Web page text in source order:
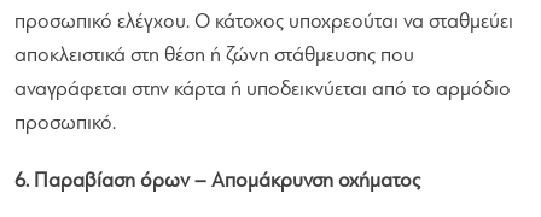
προσωπικό ελέγχου. Ο κάτοχος υποχρεούται να σταθμεύει
αποκλειστικά στη θέση ή ζώνη στάθμευσης που
αναγράφεται στην κάρτα ή υποδεικνύεται από το αρμόδιο
προσωπικό.
6. Παραβίαση όρων – Απομάκρυνση οχήματος